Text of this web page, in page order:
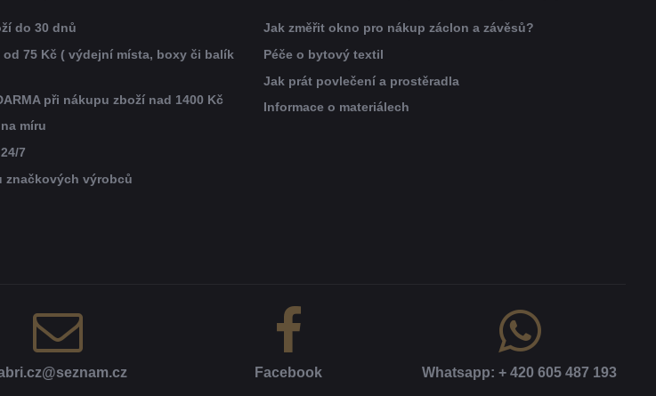
do 30 dnů
75 Kč ( výdejní místa, boxy či balík
při nákupu zboží nad 1400 Kč
míru
7
značkových výrobců
Jak změřit okno pro nákup záclon a závěsů?
Péče o bytový textil
Jak prát povlečení a prostěradla
Informace o materiálech
Facebook Whatsapp: + 420 605 487 193